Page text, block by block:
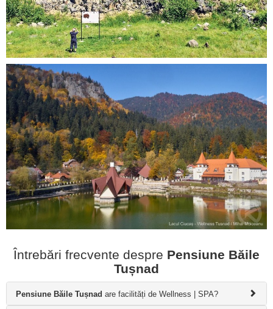
Întrebări frecvente despre Pensiune Băile
Tușnad
Pensiune Băile Tușnad are facilități de Wellness | SPA?